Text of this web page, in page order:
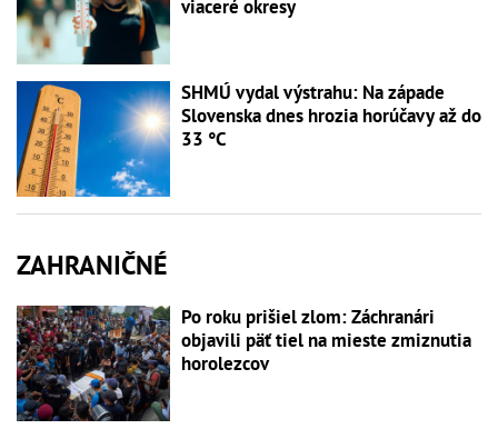
viaceré okresy
SHMÚ vydal výstrahu: Na západe
Slovenska dnes hrozia horúčavy až do
33 °C
ZAHRANIČNÉ
Po roku prišiel zlom: Záchranári
objavili päť tiel na mieste zmiznutia
horolezcov